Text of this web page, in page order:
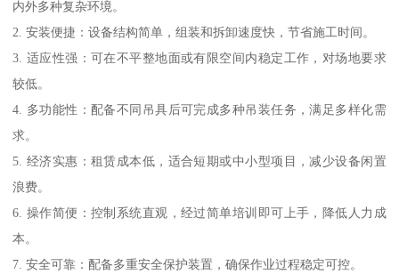
内外多种复杂环境。
2. 安装便捷：设备结构简单，组装和拆卸速度快，节省施工时间。
3. 适应性强：可在不平整地面或有限空间内稳定工作，对场地要求
较低。
4. 多功能性：配备不同吊具后可完成多种吊装任务，满足多样化需
求。
5. 经济实惠：租赁成本低，适合短期或中小型项目，减少设备闲置
浪费。
6. 操作简便：控制系统直观，经过简单培训即可上手，降低人力成
本。
7. 安全可靠：配备多重安全保护装置，确保作业过程稳定可控。